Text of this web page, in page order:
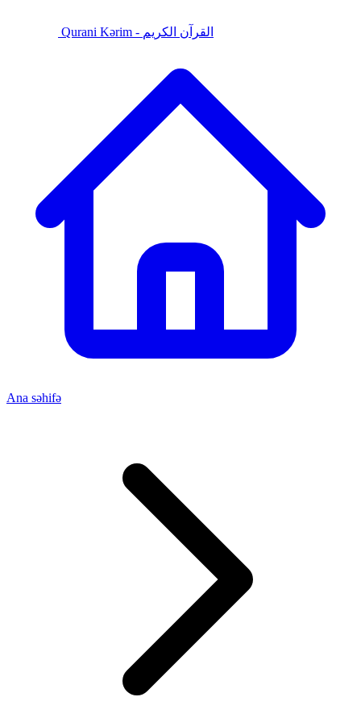
Qurani Kərim - القرآن الكريم
Ana səhifə